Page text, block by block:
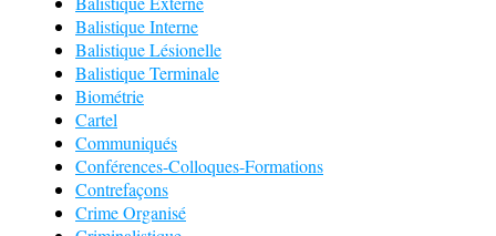
Balistique Interne
Balistique Lésionelle
Balistique Terminale
Biométrie
Cartel
Communiqués
Conférences-Colloques-Formations
Contrefaçons
Crime Organisé